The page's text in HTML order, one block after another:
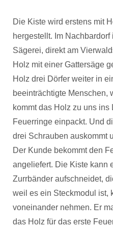
Die Kiste wird erstens mit
hergestellt. Im
Sägerei, direkt am
Holz mit einer Gattersäge
Holz drei Dörfer weiter in
beeinträchtigte Menschen,
kommt das Holz zu uns
Feuerringe einpackt. Und
drei Schrauben auskommt
Der Kunde bekommt den
angeliefert. Die Kiste kann
Zurrbänder aufschneidet,
weil es ein Steckmodul ist,
voneinander nehmen. Er
das Holz für das erste